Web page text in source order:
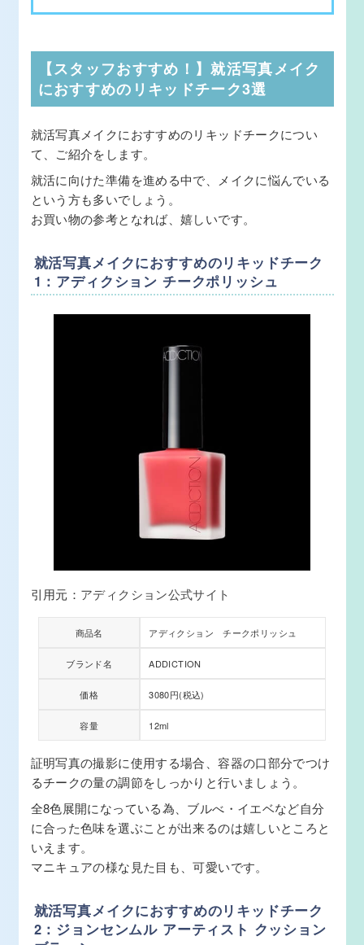
【スタッフおすすめ！】就活写真メイク
におすすめのリキッドチーク3選
就活写真メイクにおすすめのリキッドチークについ
て、ご紹介をします。
就活に向けた準備を進める中で、メイクに悩んでいる
という方も多いでしょう。
お買い物の参考となれば、嬉しいです。
就活写真メイクにおすすめのリキッドチーク
1：アディクション チークポリッシュ
引用元： アディクション公式サイト
商品名 アディクション チークポリッシュ
ブランド名 ADDICTION
価格 3080円(税込)
容量 12ml
証明写真の撮影に使用する場合、容器の口部分でつけ
るチークの量の調節をしっかりと行いましょう。
全8色展開になっている為、ブルべ・イエベなど自分
に合った色味を選ぶことが出来るのは嬉しいところと
いえます。
マニキュアの様な見た目も、可愛いです。
就活写真メイクにおすすめのリキッドチーク
2：ジョンセンムル アーティスト クッション